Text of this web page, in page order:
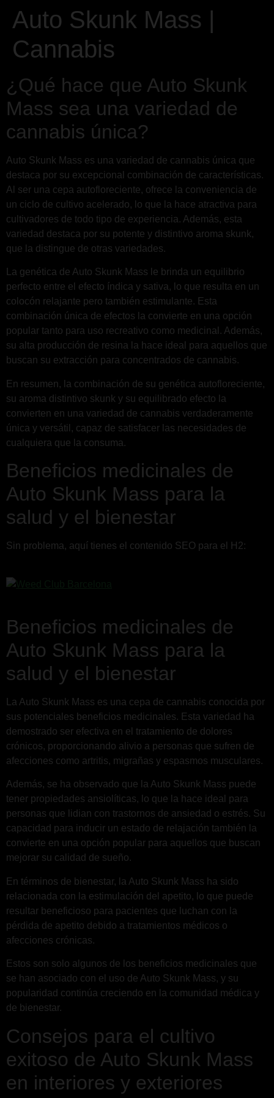
Auto Skunk Mass |
Cannabis
¿Qué hace que Auto Skunk
Mass sea una variedad de
cannabis única?
Auto Skunk Mass es una variedad de cannabis única que
destaca por su excepcional combinación de características.
Al ser una cepa autofloreciente, ofrece la conveniencia de
un ciclo de cultivo acelerado, lo que la hace atractiva para
cultivadores de todo tipo de experiencia. Además, esta
variedad destaca por su potente y distintivo aroma skunk,
que la distingue de otras variedades.
La genética de Auto Skunk Mass le brinda un equilibrio
perfecto entre el efecto índica y sativa, lo que resulta en un
colocón relajante pero también estimulante. Esta
combinación única de efectos la convierte en una opción
popular tanto para uso recreativo como medicinal. Además,
su alta producción de resina la hace ideal para aquellos que
buscan su extracción para concentrados de cannabis.
En resumen, la combinación de su genética autofloreciente,
su aroma distintivo skunk y su equilibrado efecto la
convierten en una variedad de cannabis verdaderamente
única y versátil, capaz de satisfacer las necesidades de
cualquiera que la consuma.
Beneficios medicinales de
Auto Skunk Mass para la
salud y el bienestar
Sin problema, aquí tienes el contenido SEO para el H2:
Beneficios medicinales de
Auto Skunk Mass para la
salud y el bienestar
La Auto Skunk Mass es una cepa de cannabis conocida por
sus potenciales beneficios medicinales. Esta variedad ha
demostrado ser efectiva en el tratamiento de dolores
crónicos, proporcionando alivio a personas que sufren de
afecciones como artritis, migrañas y espasmos musculares.
Además, se ha observado que la Auto Skunk Mass puede
tener propiedades ansiolíticas, lo que la hace ideal para
personas que lidian con trastornos de ansiedad o estrés. Su
capacidad para inducir un estado de relajación también la
convierte en una opción popular para aquellos que buscan
mejorar su calidad de sueño.
En términos de bienestar, la Auto Skunk Mass ha sido
relacionada con la estimulación del apetito, lo que puede
resultar beneficioso para pacientes que luchan con la
pérdida de apetito debido a tratamientos médicos o
afecciones crónicas.
Estos son solo algunos de los beneficios medicinales que
se han asociado con el uso de Auto Skunk Mass, y su
popularidad continúa creciendo en la comunidad médica y
de bienestar.
Consejos para el cultivo
exitoso de Auto Skunk Mass
en interiores y exteriores